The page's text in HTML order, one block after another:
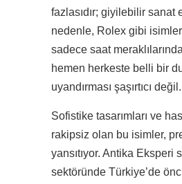
fazlasıdır; giyilebilir sanat
nedenle, Rolex gibi
sadece saat
hemen herkeste belli bir
uyandırması şaşırtıcı değil.
Sofistike tasarımları ve
rakipsiz olan bu isimler,
yansıtıyor. Antika Eksperi
sektöründe Türkiye’de